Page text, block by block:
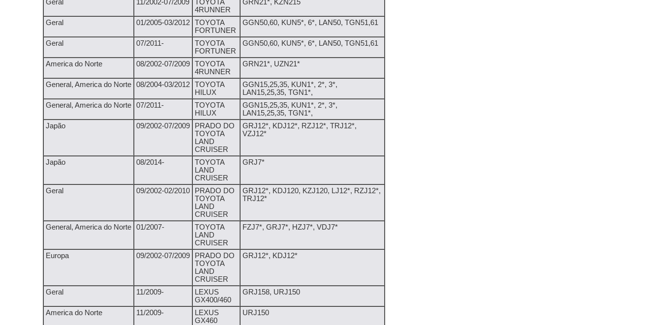
Geral 11/2002-07/2009
TOYOTA
4RUNNER
GRN21*, KZN215
Geral 01/2005-03/2012
TOYOTA
FORTUNER
GGN50,60, KUN5*, 6*, LAN50, TGN51,61
Geral 07/2011-
TOYOTA
FORTUNER
GGN50,60, KUN5*, 6*, LAN50, TGN51,61
America do Norte 08/2002-07/2009
TOYOTA
4RUNNER
GRN21*, UZN21*
General, America do Norte 08/2004-03/2012
TOYOTA
HILUX
GGN15,25,35, KUN1*, 2*, 3*,
LAN15,25,35, TGN1*,
General, America do Norte
07/2011-
TOYOTA
HILUX
GGN15,25,35, KUN1*, 2*, 3*,
LAN15,25,35, TGN1*,
Japão
09/2002-07/2009
PRADO DO
TOYOTA
LAND
CRUISER
GRJ12*, KDJ12*, RZJ12*, TRJ12*,
VZJ12*
Japão 08/2014-
TOYOTA
LAND
CRUISER
GRJ7*
Geral 09/2002-02/2010
PRADO DO
TOYOTA
LAND
CRUISER
GRJ12*, KDJ120, KZJ120, LJ12*, RZJ12*,
TRJ12*
General, America do Norte 01/2007-
TOYOTA
LAND
CRUISER
FZJ7*, GRJ7*, HZJ7*, VDJ7*
Europa 09/2002-07/2009
PRADO DO
TOYOTA
LAND
CRUISER
GRJ12*, KDJ12*
Geral 11/2009-
LEXUS
GX400/460
GRJ158, URJ150
America do Norte 11/2009-
LEXUS
GX460
URJ150